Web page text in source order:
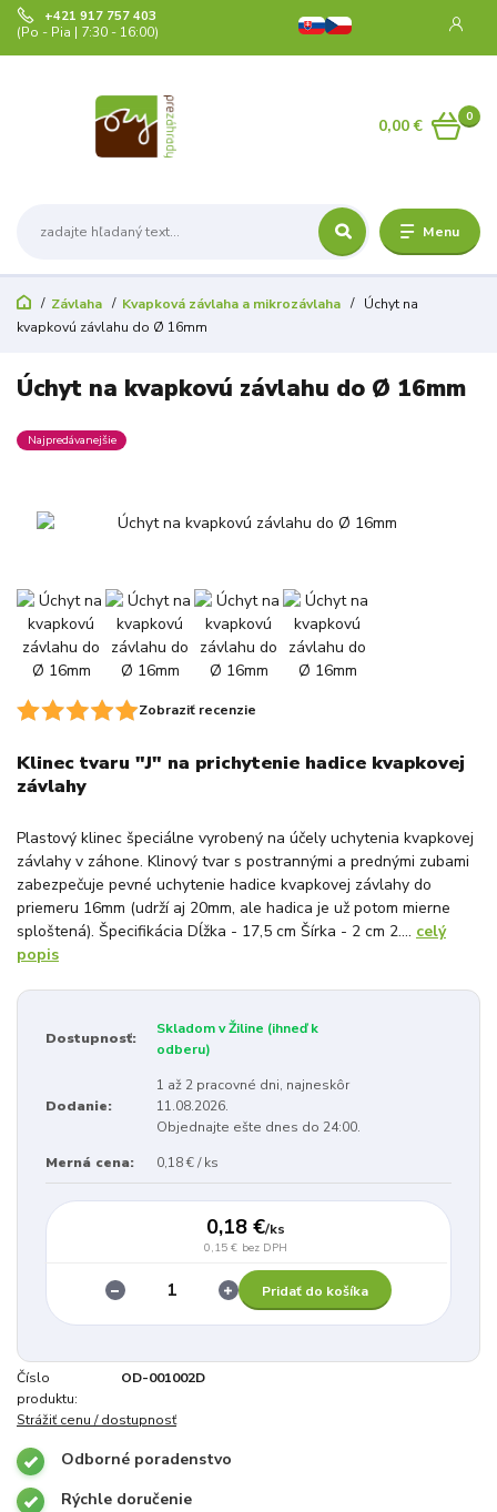
Menu
+421 917 757 403
(Po - Pia | 7:30 - 16:00)
0
0,00 €
Závlaha Kvapková závlaha a mikrozávlaha
Úchyt na
kvapkovú závlahu do Ø 16mm
Úchyt na kvapkovú závlahu do Ø 16mm
Najpredávanejšie
Zobraziť recenzie
Klinec tvaru "J" na prichytenie hadice kvapkovej
závlahy
Plastový klinec špeciálne vyrobený na účely uchytenia kvapkovej
závlahy v záhone. Klinový tvar s postrannými a prednými zubami
zabezpečuje pevné uchytenie hadice kvapkovej závlahy do
priemeru 16mm (udrží aj 20mm, ale hadica je už potom mierne
sploštená). Špecifikácia Dĺžka - 17,5 cm Šírka - 2 cm 2.... celý
popis
Dostupnosť:
Skladom v Žiline (ihneď k
odberu)
Dodanie:
1 až 2 pracovné dni, najneskôr
11.08.2026.
Objednajte ešte dnes do 24:00.
Merná cena: 0,18 € / ks
0,18 €/ks
0,15 € bez DPH
Pridať do košíka
Číslo
produktu:
OD-001002D
Strážiť cenu / dostupnosť
Odborné poradenstvo
Rýchle doručenie